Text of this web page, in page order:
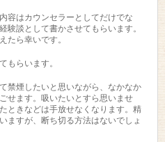
容はカウンセラーとしてだけでな
験談として書かさせてもらいます。
たら幸いです。
もらいます。
禁煙したいと思いながら、なかなか
せます。吸いたいとすら思いませ
ときなどは手放せなくなります。精
ますが、断ち切る方法はないでしょ